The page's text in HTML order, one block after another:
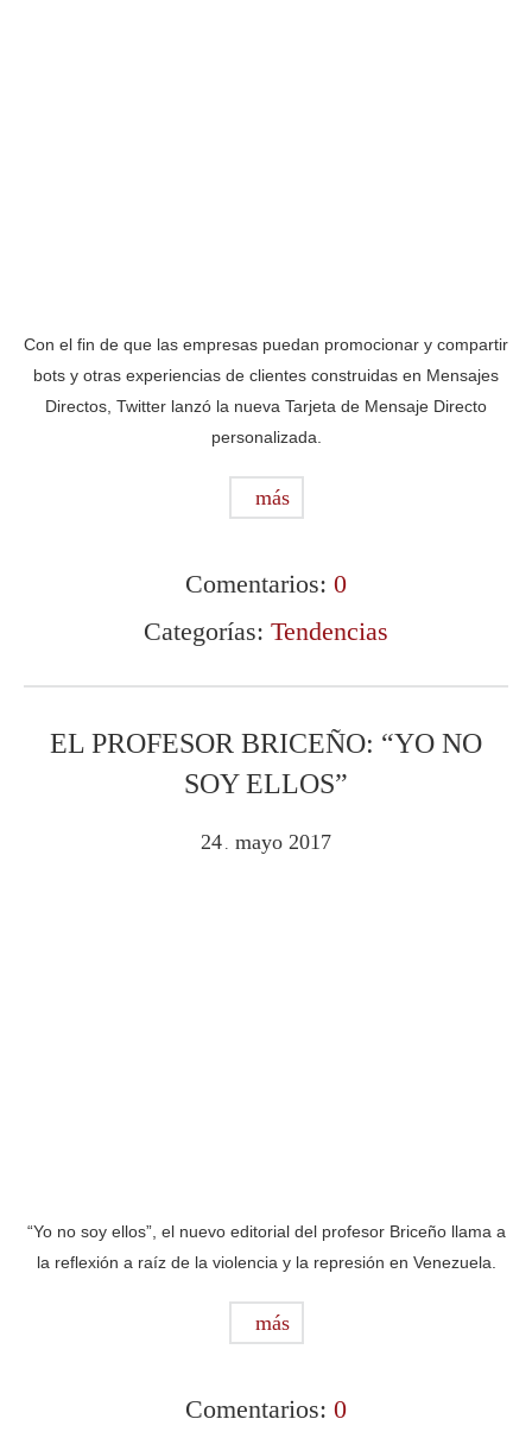
Con el fin de que las empresas puedan promocionar y compartir
bots y otras experiencias de clientes construidas en Mensajes
Directos, Twitter lanzó la nueva Tarjeta de Mensaje Directo
personalizada.
más
Comentarios: 0
Categorías: Tendencias
EL PROFESOR BRICEÑO: “YO NO
SOY ELLOS”
24 . mayo 2017
“Yo no soy ellos”, el nuevo editorial del profesor Briceño llama a
la reflexión a raíz de la violencia y la represión en Venezuela.
más
Comentarios: 0